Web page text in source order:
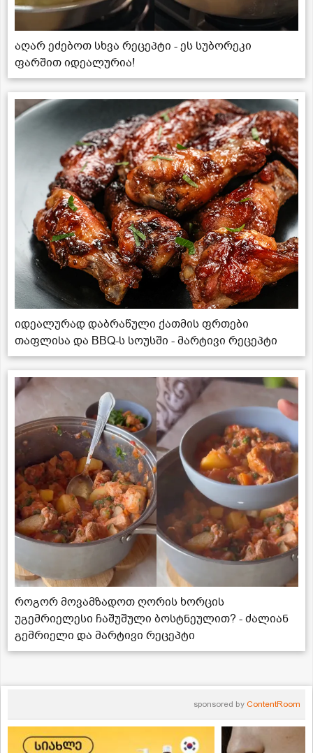
აღარ ეძებოთ სხვა რეცეპტი - ეს სუბორეკი
ფარშით იდეალურია!
იდეალურად დაბრაწული ქათმის ფრთები
თაფლისა და BBQ-ს სოუსში - მარტივი რეცეპტი
როგორ მოვამზადოთ ღორის ხორცის
უგემრიელესი ჩაშუშული ბოსტნეულით? - ძალიან
გემრიელი და მარტივი რეცეპტი
sponsored by ContentRoom